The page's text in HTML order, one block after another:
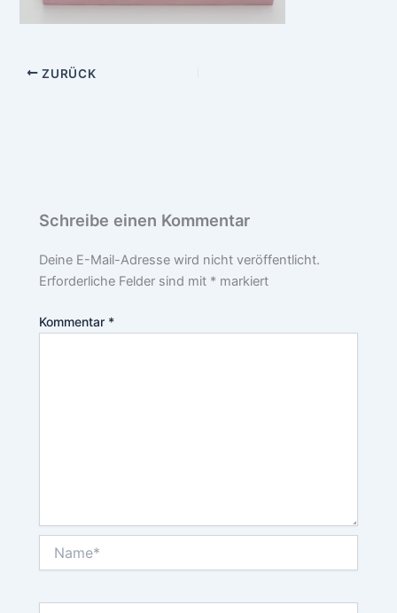
ZURÜCK
Schreibe einen Kommentar
Deine E-Mail-Adresse wird nicht veröffentlicht.
Erforderliche Felder sind mit * markiert
Kommentar *